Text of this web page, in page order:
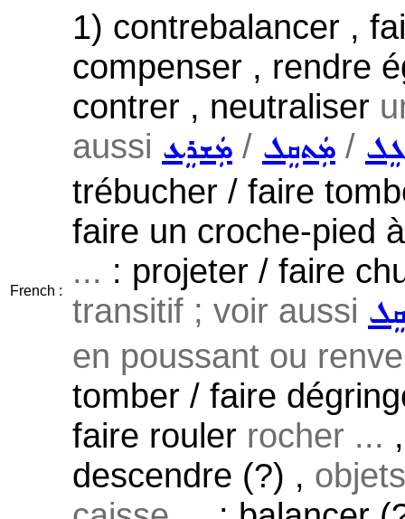
French :
1) contrebalancer ,
compenser , rendre
contrer , neutraliser
aussi ܡܲܫܪܸܥ / ܡܲܬܩܸܠ /
trébucher / faire
faire un croche-pied
... : projeter / faire
transitif ; voir aussi
en poussant ou
tomber / faire
faire rouler rocher ...
descendre (?) ,